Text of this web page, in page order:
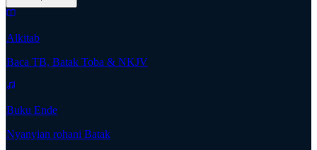
Alkitab
Baca TB, Batak Toba & NKJV
Buku Ende
Nyanyian rohani Batak